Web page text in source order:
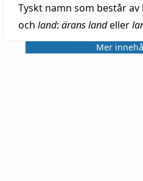
Tyskt namn som består
och land: ärans landeller
Mer